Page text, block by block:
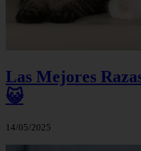
Las Mejores
😺
14/05/2025